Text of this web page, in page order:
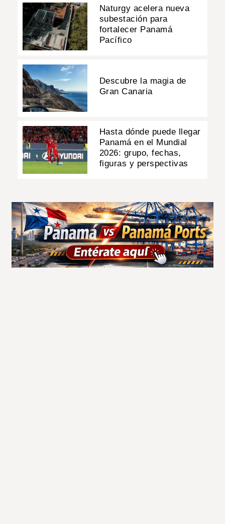
Naturgy acelera nueva
subestación para
fortalecer Panamá
Pacífico
Descubre la magia de
Gran Canaria
Hasta dónde puede llegar
Panamá en el Mundial
2026: grupo, fechas,
figuras y perspectivas